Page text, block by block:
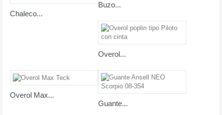
Chaleco...
Buzo...
Overol...
Overol Max...
Guante...